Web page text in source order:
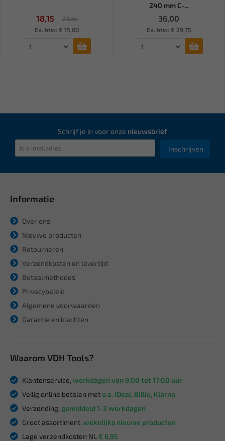
18,15
23,84
Ex. btw: € 15,00
240 mm C-...
36,00
Ex. btw: € 29,75
Schrijf je in voor onze nieuwsbrief
Inschrijven
Informatie
Over ons
Nieuwe producten
Retourneren
Verzendkosten en levertijd
Betaalmethodes
Privacybeleid
Algemene voorwaarden
Garantie en klachten
Waarom VDH Tools?
Klantenservice, werkdagen van 9:00 tot 17:00 uur
Veilig online betalen meto.a. iDeal, Billie, Klarna
Verzending: gemiddeld 1-3 werkdagen
Groot assortiment, wekelijks nieuwe producten
Lage verzendkosten NL € 6,95